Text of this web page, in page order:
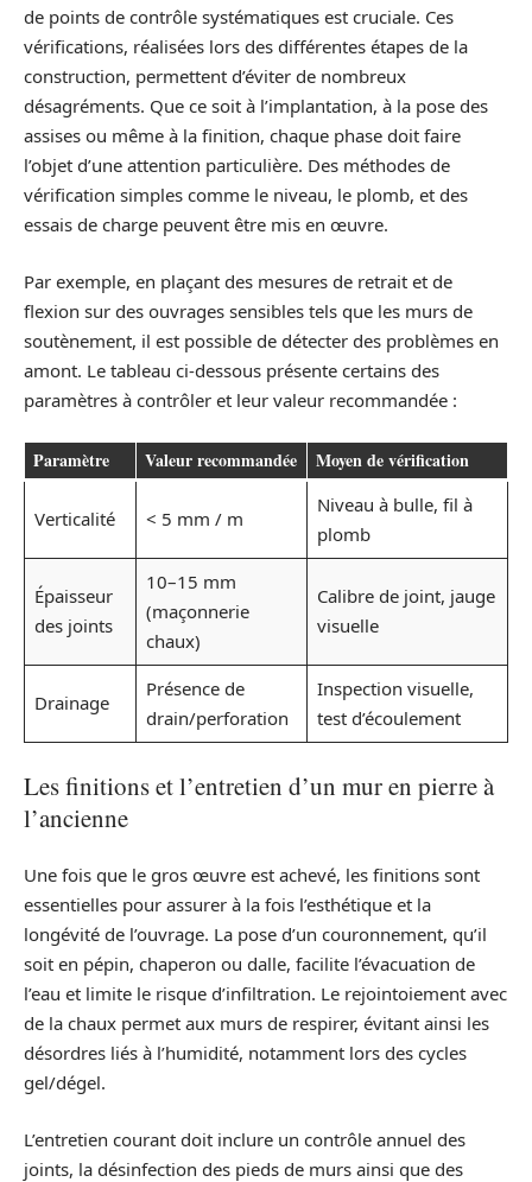
de points de contrôle systématiques est cruciale. Ces
vérifications, réalisées lors des différentes étapes de la
construction, permettent d’éviter de nombreux
désagréments. Que ce soit à l’implantation, à la pose des
assises ou même à la finition, chaque phase doit faire
l’objet d’une attention particulière. Des méthodes de
vérification simples comme le niveau, le plomb, et des
essais de charge peuvent être mis en œuvre.
Par exemple, en plaçant des mesures de retrait et de
flexion sur des ouvrages sensibles tels que les murs de
soutènement, il est possible de détecter des problèmes en
amont. Le tableau ci-dessous présente certains des
paramètres à contrôler et leur valeur recommandée :
Paramètre Valeur recommandée Moyen de vérification
Verticalité < 5 mm / m
Niveau à bulle, fil à
plomb
Épaisseur
des joints
10–15 mm
(maçonnerie
chaux)
Calibre de joint, jauge
visuelle
Drainage
Présence de
drain/perforation
Inspection visuelle,
test d’écoulement
Les finitions et l’entretien d’un mur en pierre à
l’ancienne
Une fois que le gros œuvre est achevé, les finitions sont
essentielles pour assurer à la fois l’esthétique et la
longévité de l’ouvrage. La pose d’un couronnement, qu’il
soit en pépin, chaperon ou dalle, facilite l’évacuation de
l’eau et limite le risque d’infiltration. Le rejointoiement avec
de la chaux permet aux murs de respirer, évitant ainsi les
désordres liés à l’humidité, notamment lors des cycles
gel/dégel.
L’entretien courant doit inclure un contrôle annuel des
joints, la désinfection des pieds de murs ainsi que des